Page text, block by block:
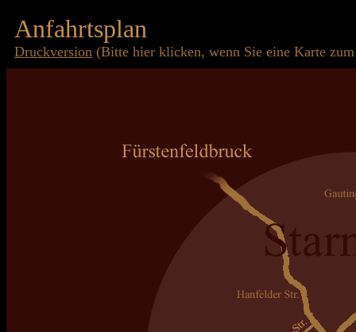
Anfahrtsplan
Druckversion (Bitte hier klicken, wenn Sie eine Karte